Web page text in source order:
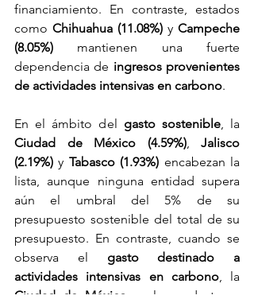
financiamiento. En contraste, estados
como Chihuahua (11.08%) y Campeche
(8.05%) mantienen una fuerte
dependencia de ingresos provenientes
de actividades intensivas en carbono.
En el ámbito del gasto sostenible
Ciudad de México (4.59%), Jalisco
(2.19%) y Tabasco (1.93%) encabezan la
lista, aunque ninguna entidad supera
aún el umbral del 5% de su
presupuesto sostenible del total de su
presupuesto. En contraste, cuando se
observa el gasto destinado a
actividades intensivas en carbono
Ciudad de México
vuelve a destacar,